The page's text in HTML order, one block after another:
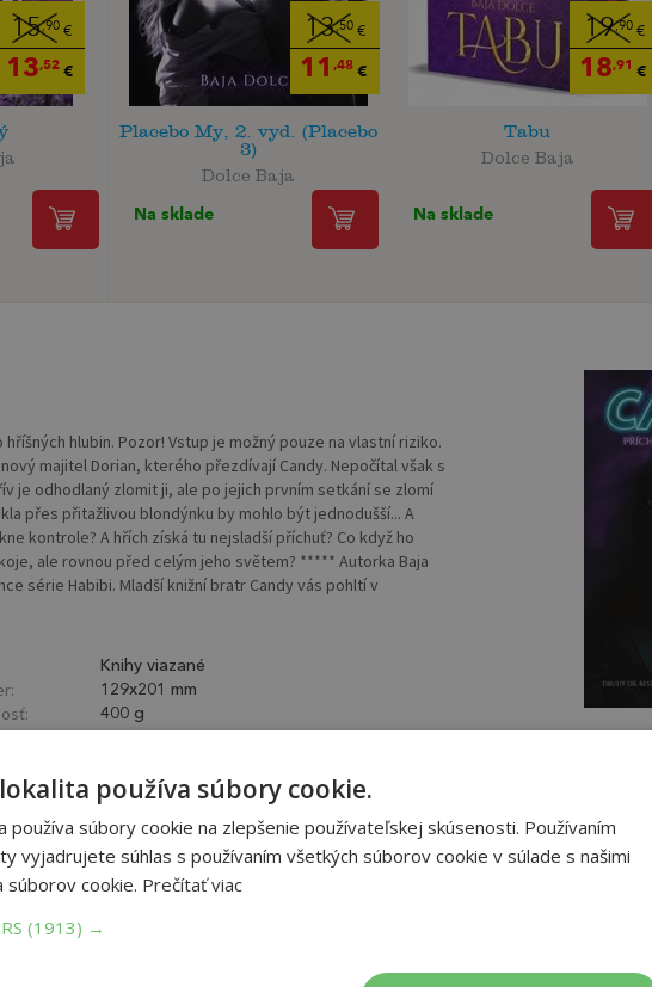
15,90€
13,52€
13,50 €
11 ,48 €
Placebo My, 2. vyd. (Placebo
3)
Dolce Baja
Na sklade
19,90 €
18,91 €
Tabu
Dolce Baja
Na sklade
hlubin. Pozor! Vstup je možný pouze na vlastní riziko.
majitel Dorian, kterého přezdívají Candy. Nepočítal však s
je odhodlaný zlomit ji, ale po jejich prvním setkání se zlomí
přes přitažlivou blondýnku by mohlo být jednodušší... A
kontrole? A hřích získá tu nejsladší příchuť? Co když ho
ale rovnou před celým jeho světem? ***** Autorka Baja
série Habibi. Mladší knižní bratr Candy vás pohltí v
Knihy viazané
129x201 mm
400 g
používa súbory cookie.
používa súbory cookie na zlepšenie používateľskej skúsenosti. Používaním
vyjadrujete súhlas s používaním všetkých súborov cookie v súlade s našimi
súborov cookie. Prečítať viac
(1913) →